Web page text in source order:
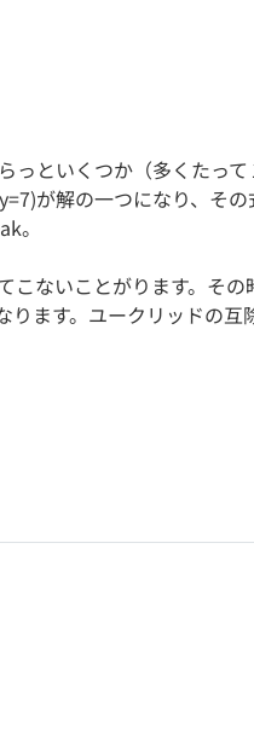
といくつか（多くたって
が解の一つになり、その
。
ないことがります。そ
ます。ユークリッドの互